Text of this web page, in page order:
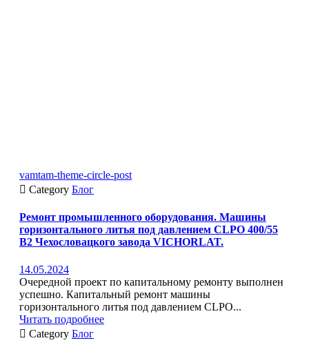
vamtam-theme-circle-post
 Category Блог
Ремонт промышленного оборудования. Машины
горизонтального литья под давлением CLPO 400/55
B2 Чехословацкого завода VICHORLAT.
14.05.2024
Очередной проект по капитальному ремонту выполнен
успешно. Капитальный ремонт машины
горизонтального литья под давлением CLPO...
Читать подробнее
 Category Блог